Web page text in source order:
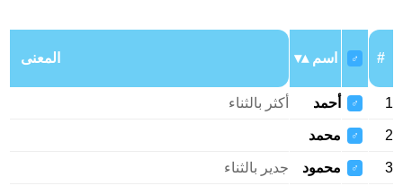
#
♂ اسم المعنى
1
♂ أحمد أكثر بالثناء
2
♂ محمد
3
♂ محمود جدير بالثناء